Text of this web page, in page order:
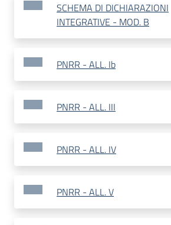
SCHEMA DI DICHIARAZIONI
INTEGRATIVE - MOD. B
PNRR - ALL. Ib
PNRR - ALL. III
PNRR - ALL. IV
PNRR - ALL. V